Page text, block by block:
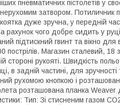
пневматичних пістолетів у
затвором. Потиличник
дуже зручна, у передній
чого добре сидить у
підтискний гвинт та вікно для
Магазин сталевий, 18
рукояті. Швидкість
в задній частині, для зручності
рухомою кнопкою і
розташована планка
Тип: Зі стисненим газом